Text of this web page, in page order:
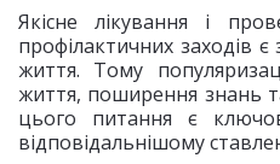
Якісне лікування і
профілактичних заходів
життя. Тому
життя, поширення знань
цього питання є
відповідальнішому